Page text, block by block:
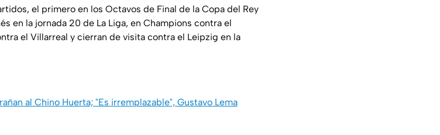
el primero en los Octavos de Final de la Copa del Rey
en la jornada 20 de La Liga, en Champions contra el
el Villarreal y cierran de visita contra el Leipzig en la
al Chino Huerta; "Es irremplazable", Gustavo Lema